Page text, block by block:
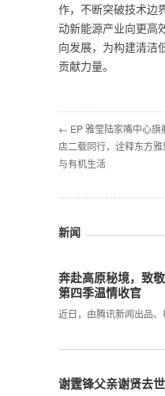
作，不断突破技术边
动新能源产业向更高
向发展，为构建清洁
贡献力量。
← EP 雅莹陆家嘴中心旗
店二载同行，诠释东方雅
与有机生活
新闻
奔赴高原秘境，致
第四季温情收官
近日，由腾讯新闻出品
谢霆锋父亲谢贤去世